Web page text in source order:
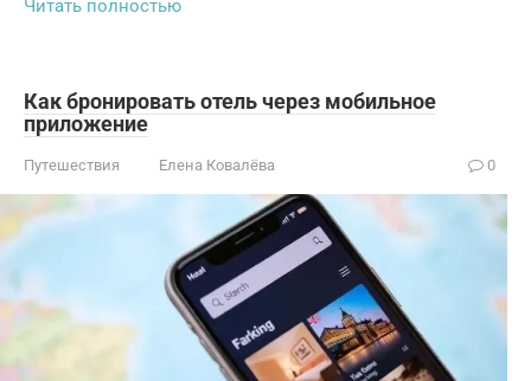
Читать полностью
Как бронировать отель через мобильное
приложение
Путешествия Елена Ковалёва 0